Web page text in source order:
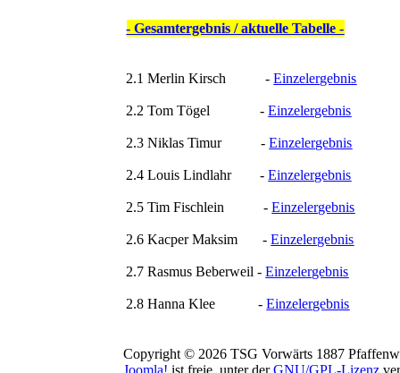
- Gesamtergebnis / aktuelle Tabelle -
2.1 Merlin Kirsch -Einzelergebnis
2.2 Tom Tögel -Einzelergebnis
2.3 Niklas Timur -Einzelergebnis
2.4 Louis Lindlahr -Einzelergebnis
2.5 Tim Fischlein -Einzelergebnis
2.6 Kacper Maksim -Einzelergebnis
2.7 Rasmus Beberweil -Einzelergebnis
2.8 Hanna Klee -Einzelergebnis
Copyright © 2026 TSG Vorwärts 1887